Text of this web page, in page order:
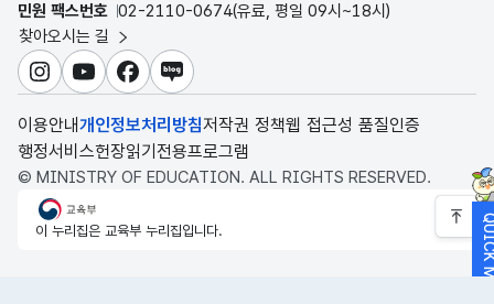
민원 팩스번호 02-2110-0674(유료, 평일 09시~18시)
찾아오시는 길
인스타그램
유튜브페이스북
블로그
이용안내개인정보처리방침저작권 정책웹 접근성 품질인증
행정서비스헌장읽기전용프로그램
© MINISTRY OF EDUCATION. ALL RIGHTS RESERVED.
교육부
이 누리집은 교육부 누리집입니다.